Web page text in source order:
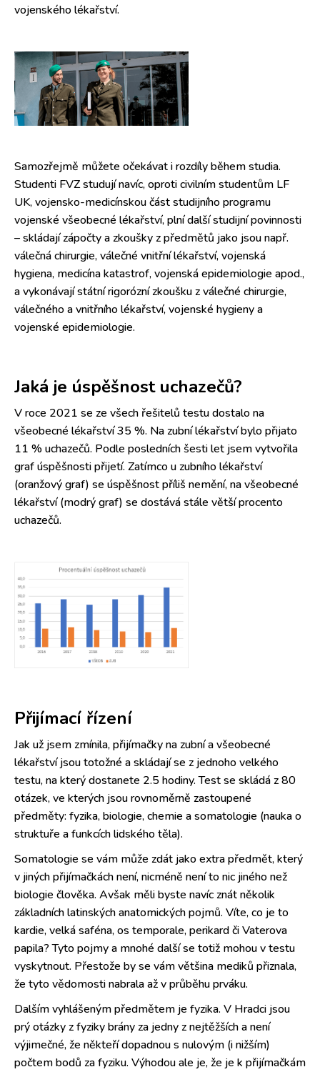
vojenského lékařství.
Samozřejmě můžete očekávat i rozdíly během studia.
Studenti FVZ studují navíc, oproti civilním studentům LF
UK, vojensko-medicínskou část studijního programu
vojenské všeobecné lékařství, plní další studijní povinnosti
– skládají zápočty a zkoušky z předmětů jako jsou např.
válečná chirurgie, válečné vnitřní lékařství, vojenská
hygiena, medicína katastrof, vojenská epidemiologie apod.,
a vykonávají státní rigorózní zkoušku z válečné chirurgie,
válečného a vnitřního lékařství, vojenské hygieny a
vojenské epidemiologie.
Jaká je úspěšnost uchazečů?
V roce 2021 se ze všech řešitelů testu dostalo na
všeobecné lékařství 35 %. Na zubní lékařství bylo přijato
11 % uchazečů. Podle posledních šesti let jsem vytvořila
graf úspěšnosti přijetí. Zatímco u zubního lékařství
(oranžový graf) se úspěšnost příliš nemění, na všeobecné
lékařství (modrý graf) se dostává stále větší procento
uchazečů.
Přijímací řízení
Jak už jsem zmínila, přijímačky na zubní a všeobecné
lékařství jsou totožné a skládají se z jednoho velkého
testu, na který dostanete 2.5 hodiny. Test se skládá z 80
otázek, ve kterých jsou rovnoměrně zastoupené
předměty: fyzika, biologie, chemie a somatologie (nauka o
struktuře a funkcích lidského těla).
Somatologie se vám může zdát jako extra předmět, který
v jiných přijímačkách není, nicméně není to nic jiného než
biologie člověka. Avšak měli byste navíc znát několik
základních latinských anatomických pojmů. Víte, co je to
kardie, velká saféna, os temporale, perikard či Vaterova
papila? Tyto pojmy a mnohé další se totiž mohou v testu
vyskytnout. Přestože by se vám většina mediků přiznala,
že tyto vědomosti nabrala až v průběhu prváku.
Dalším vyhlášeným předmětem je fyzika. V Hradci jsou
prý otázky z fyziky brány za jedny z nejtěžších a není
výjimečné, že někteří dopadnou s nulovým (i nižším)
počtem bodů za fyziku. Výhodou ale je, že je k přijímačkám